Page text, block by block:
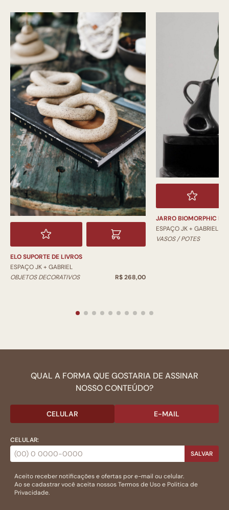
ELO SUPORTE DE LIVROS
ESPAÇO JK + GABRIEL
OBJETOS DECORATIVOS
R$ 268,00
JARRO BIOMORPHIC
ESPAÇO JK + GABRIEL
VASOS / POTES
QUAL A FORMA QUE GOSTARIA DE ASSINAR
NOSSO CONTEÚDO?
CELULAR E-MAIL
CELULAR:
SALVAR
Aceito receber notificações e ofertas por e-mail ou celular.
Ao se cadastrar você aceita nossosTermos de Usoe Politica de
Privacidade.